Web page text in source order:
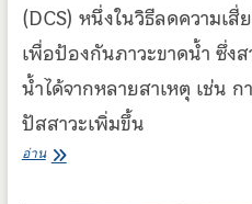
(DCS) หนึ่งในวิธีลดความเ
เพื่อป้องกันภาวะขาดน้ำ ซึ่ง
น้ำได้จากหลายสาเหตุ เช่น
ปัสสาวะเพิ่มขึ้น
อ่านการ